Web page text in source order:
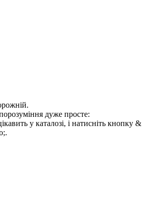
дуже просте:
у каталозі, і натисніть кнопку &